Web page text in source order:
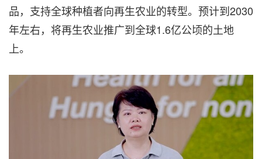
品，支持全球种植者向再生农业的转型。预计到2030
年左右，将再生农业推广到全球1.6亿公顷的土地
上。